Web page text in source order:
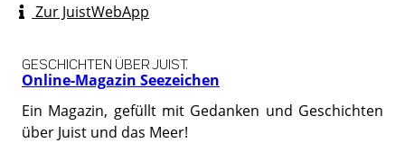
Zur JuistWebApp
Online-Magazin Seezeichen
GESCHICHTEN ÜBER JUIST.
Ein Magazin, gefüllt mit Gedanken und Geschichten
über Juist und das Meer!